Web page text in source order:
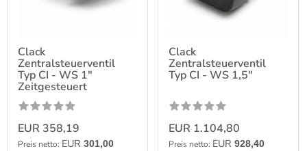
Clack
Zentralsteuerventil
Typ CI - WS 1"
Zeitgesteuert
EUR 358,19
Preis netto: EUR 301,00
Clack
Zentralsteuerventil
Typ CI - WS 1,5"
EUR 1.104,80
Preis netto: EUR928,40